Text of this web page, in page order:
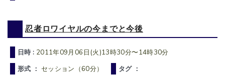
忍者ロワイヤルの今までと今後
日時 : 2011年09月06日(火)13時30分〜14時30分
形式 ： セッション（60分）
タグ ：